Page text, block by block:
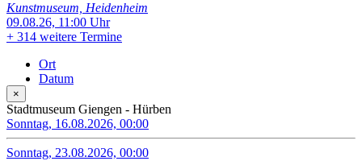
Kunstmuseum, Heidenheim
09.08.26, 11:00 Uhr
+ 314 weitere Termine
Ort
Datum
×
Stadtmuseum Giengen - Hürben
Sonntag, 16.08.2026, 00:00
Sonntag, 23.08.2026, 00:00